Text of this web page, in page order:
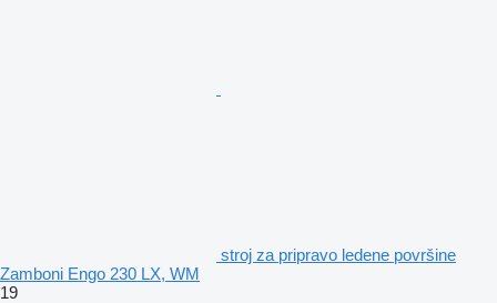
stroj za pripravo ledene površine
Zamboni Engo 230 LX, WM
19